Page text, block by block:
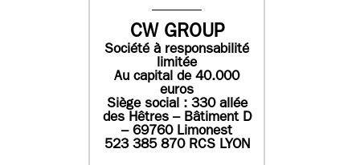
CW GROUP
Société à responsabilité
limitée
Au capital de 40.000
euros
Siège social : 330 allée
des Hêtres – Bâtiment D
– 69760 Limonest
523 385 870 RCS LYON